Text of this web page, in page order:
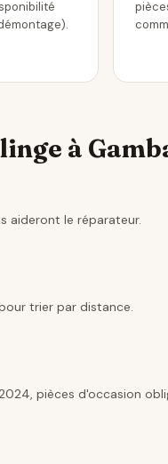
à
aideront le réparateur.
trier par distance.
pièces d'occasion